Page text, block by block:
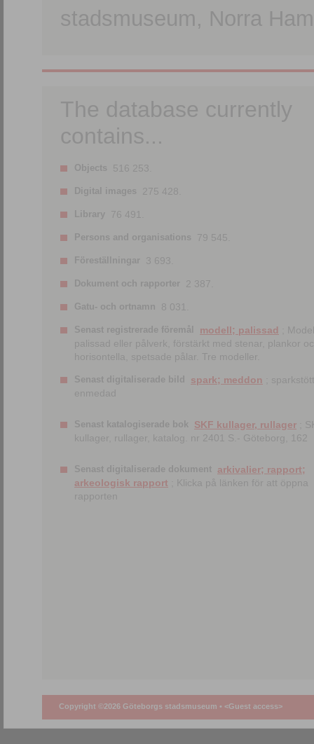
stadsmuseum, Norra
The database currently
contains...
Objects 516 253.
Digital images 275 428.
Library 76 491.
Persons and organisations 79 545.
Föreställningar 3 693.
Dokument och rapporter 2 387.
Gatu- och ortnamn 8 031.
Senast registrerade föremål modell; palissad
;
palissad eller pålverk, förstärkt med stenar, plankor
horisontella, spetsade pålar. Tre modeller.
Senast digitaliserade bild spark; meddon ;
enmedad
Senast katalogiserade bok SKF kullager, rullager ;
kullager, rullager, katalog. nr 2401 S.- Göteborg, 162
Senast digitaliserade dokument arkivalier; rapport;
arkeologisk rapport ; Klicka på länken för att öppna
rapporten
Copyright ©2026 Göteborgs stadsmuseum • <Guest access>